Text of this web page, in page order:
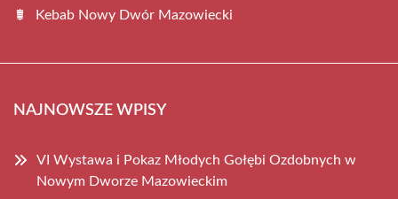
Kebab Nowy Dwór Mazowiecki
NAJNOWSZE WPISY
VI Wystawa i Pokaz Młodych Gołębi Ozdobnych w
Nowym Dworze Mazowieckim